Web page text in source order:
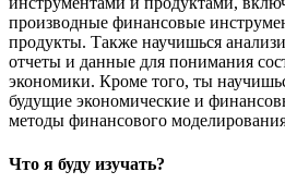
производные финансовые
продукты. Также научишься
отчеты и данные для понимания
экономики. Кроме того, ты
будущие экономические и
методы финансового
Что я буду изучать?